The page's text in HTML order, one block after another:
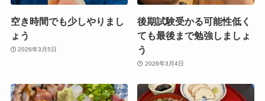
空き時間でも少しやりまし
ょう
2026年3月5日
後期試験受かる可能性低く
ても最後まで勉強しましょ
う
2026年3月4日